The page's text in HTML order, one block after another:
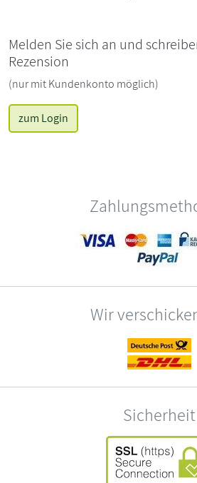
Melden Sie sich an und
Rezension
(nur mit Kundenkonto möglich)
zum Login
Wir
Sicherheit